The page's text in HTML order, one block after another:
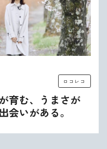
ロコレコ
育む、うまさが
会いがある。